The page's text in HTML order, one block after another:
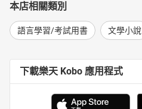
本店相關類別
語言學習/考試用書 文學小說
下載樂天 Kobo 應用程式